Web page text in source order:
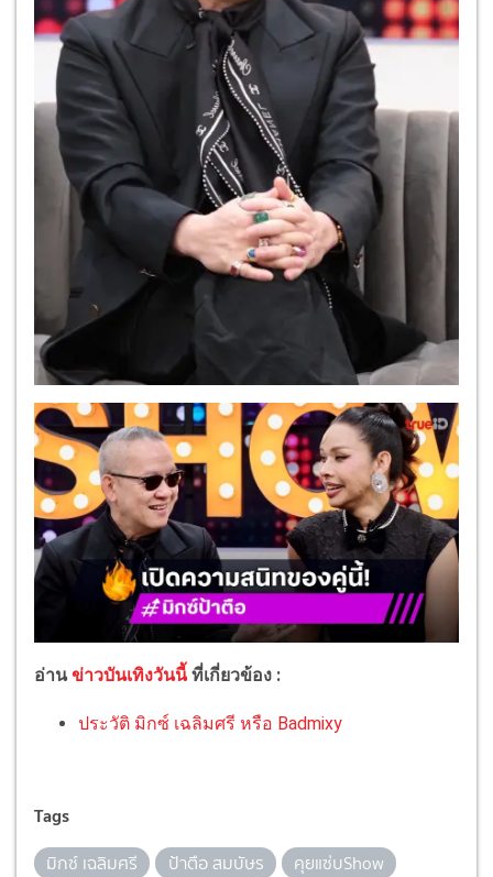
อ่านข่าวบันเทิงวันนี้ ที่เกี่ยวข้อง :
ประวัติ มิกซ์ เฉลิมศรี หรือ Badmixy
Tags
มิกซ์ เฉลิมศรี ป้าตือ สมบัษร
คุยแซ่บShow